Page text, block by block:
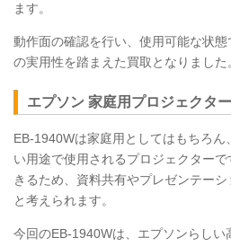
ます。
動作面の確認を行い、使用可能な状
の実用性を踏まえた買取となりました
エプソン 家庭用プロジェクタ
EB-1940Wは家庭用としてはもちろ
い用途で使用されるプロジェクター
きるため、資料共有やプレゼンテー
と考えられます。
今回のEB-1940Wは、エプソンらしい